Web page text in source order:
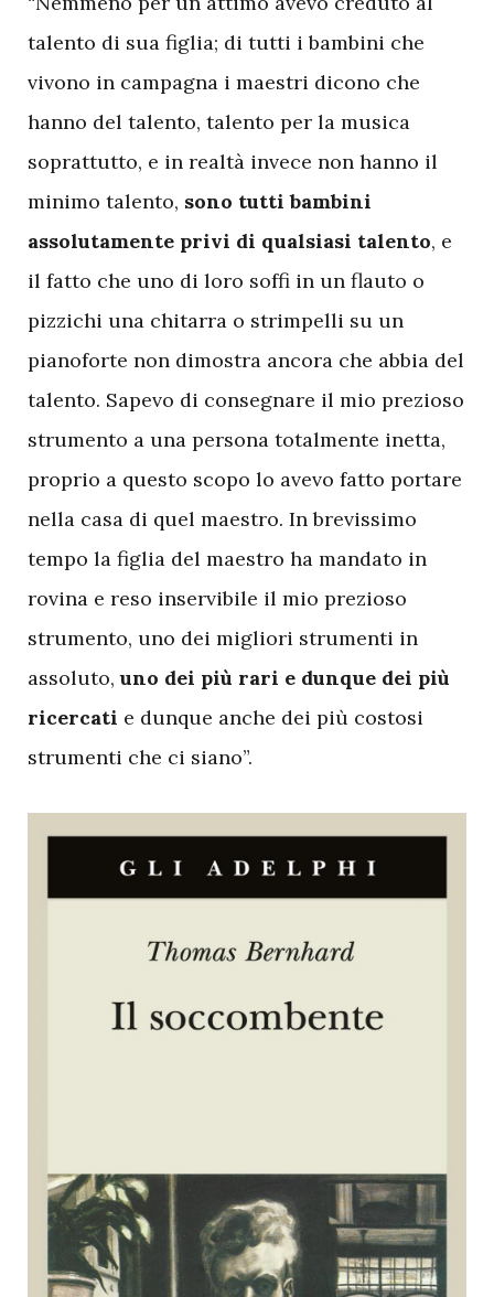
talento di sua figlia; di tutti i bambini che
vivono in campagna i maestri dicono che
hanno del talento, talento per la musica
soprattutto, e in realtà invece non hanno il
minimo talento, sono tutti bambini
assolutamente privi di qualsiasi talento, e
il fatto che uno di loro soffi in un flauto o
pizzichi una chitarra o strimpelli su un
pianoforte non dimostra ancora che abbia del
talento. Sapevo di consegnare il mio prezioso
strumento a una persona totalmente inetta,
proprio a questo scopo lo avevo fatto portare
nella casa di quel maestro. In brevissimo
tempo la figlia del maestro ha mandato in
rovina e reso inservibile il mio prezioso
strumento, uno dei migliori strumenti in
assoluto,uno dei più rari e dunque dei più
ricercati e dunque anche dei più costosi
strumenti che ci siano”.